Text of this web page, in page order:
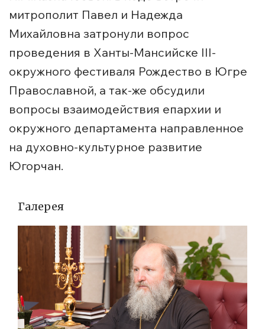
митрополит Павел и Надежда
Михайловна затронули вопрос
проведения в Ханты-Мансийске III-
окружного фестиваля Рождество в Югре
Православной, а так-же обсудили
вопросы взаимодействия епархии и
окружного департамента направленное
на духовно-культурное развитие
Югорчан.
Галерея